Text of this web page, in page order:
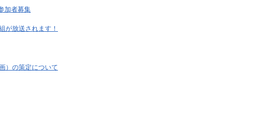
加者募集
が放送されます！
）の策定について